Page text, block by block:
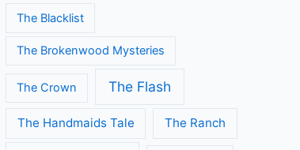
The Blacklist
The Brokenwood Mysteries
The Crown The Flash
The Handmaids Tale The Ranch